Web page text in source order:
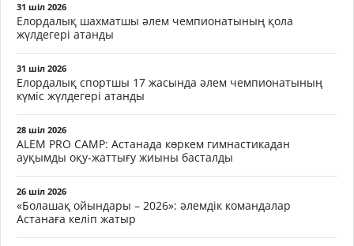
31 шіл 2026
Елордалық шахматшы әлем чемпионатының қола
жүлдегері атанды
31 шіл 2026
Елордалық спортшы 17 жасында әлем чемпионатының
күміс жүлдегері атанды
28 шіл 2026
ALEM PRO CAMP: Астанада көркем гимнастикадан
ауқымды оқу-жаттығу жиыны басталды
26 шіл 2026
«Болашақ ойындары – 2026»: әлемдік командалар
Астанаға келіп жатыр